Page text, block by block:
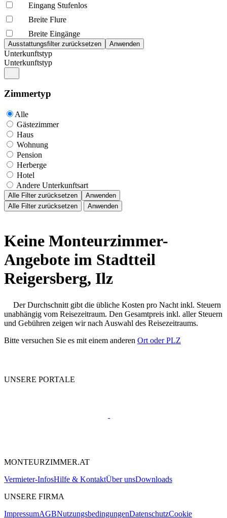
Eingang Stufenlos
Breite Flure
Breite Eingänge
Unterkunftstyp
Unterkunftstyp
Zimmertyp
Alle
Gästezimmer
Haus
Wohnung
Pension
Herberge
Hotel
Andere Unterkunftsart
Alle Filter zurücksetzen
Anwenden
Alle Filter zurücksetzen
Anwenden
Keine Monteurzimmer-
Angebote im Stadtteil
Reigersberg, Ilz
Der Durchschnitt gibt die übliche Kosten pro Nacht inkl. Steuern
unabhängig vom Reisezeitraum. Den Gesamtpreis inkl. aller Steuern
und Gebühren zeigen wir nach Auswahl des Reisezeitraums.
Bitte versuchen Sie es mit einem anderen Ort oder PLZ
UNSERE PORTALE
MONTEURZIMMER.AT
Vermieter-InfosHilfe & KontaktÜber unsDownloads
UNSERE FIRMA
ImpressumAGBNutzungsbedingungenDatenschutzCookie